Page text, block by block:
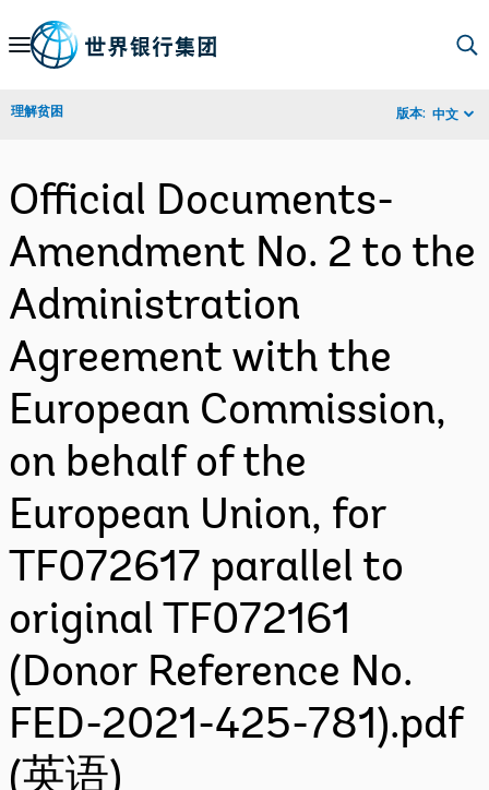
Skip
Navigation
理解贫困 版本: 中文
Official Documents-
Amendment No. 2 to the
Administration
Agreement with the
European Commission,
on behalf of the
European Union, for
TF072617 parallel to
original TF072161
(Donor Reference No.
FED-2021-425-781).pdf
(英语)